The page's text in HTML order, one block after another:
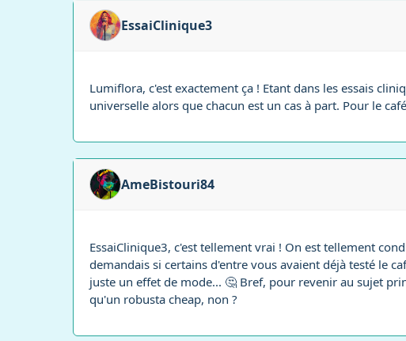
EssaiClinique3
Lumiflora, c'est exactement ça ! Etant dans les essais
universelle alors que chacun est un cas à part. Pour le
AmeBistouri84
EssaiClinique3, c'est tellement vrai ! On est tellement
demandais si certains d'entre vous avaient déjà testé le
juste un effet de mode... 🤔 Bref, pour revenir au sujet
qu'un robusta cheap, non ?